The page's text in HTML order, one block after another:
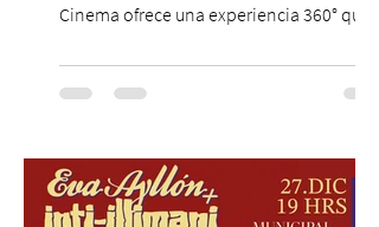
Cinema ofrece una experiencia 360° que
cinematográfica y actores en vivo,
recreando algunos de los universos más
una nueva atracción a su oferta
gastronómica y turística con la apertura de
Cinema, un restaurante temático